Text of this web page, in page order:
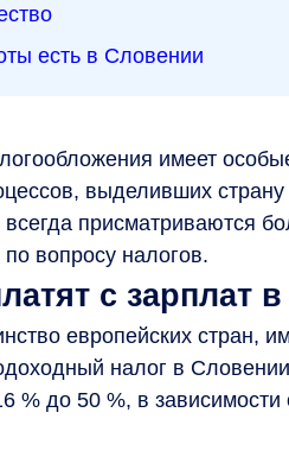
есть в Словении
имеет
выделивших
присматриваются
вопросу налогов.
с зарплат
европейских стран,
налог в Словении
% до 50 %, в